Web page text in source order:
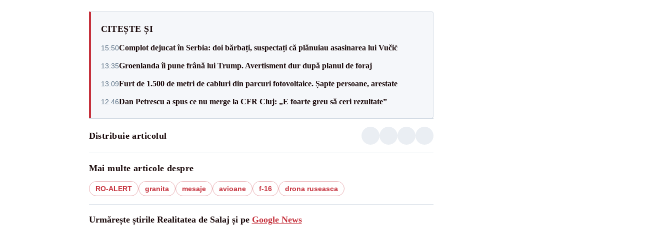
CITEȘTE ȘI
15:50Complot dejucat în Serbia: doi bărbați, suspectați că plănuiau asasinarea lui Vučić
13:35Groenlanda îi pune frână lui Trump. Avertisment dur după planul de foraj
13:09Furt de 1.500 de metri de cabluri din parcuri fotovoltaice. Șapte persoane, arestate
12:46Dan Petrescu a spus ce nu merge la CFR Cluj: „E foarte greu să ceri rezultate”
Distribuie articolul
Mai multe articole despre
RO-ALERT granita mesaje avioane f-16 drona ruseasca
Urmărește știrile Realitatea de Salaj și pe Google News